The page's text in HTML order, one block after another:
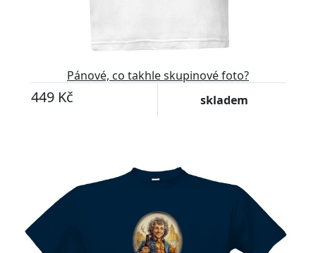
Pánové, co takhle skupinové foto?
449 Kč skladem